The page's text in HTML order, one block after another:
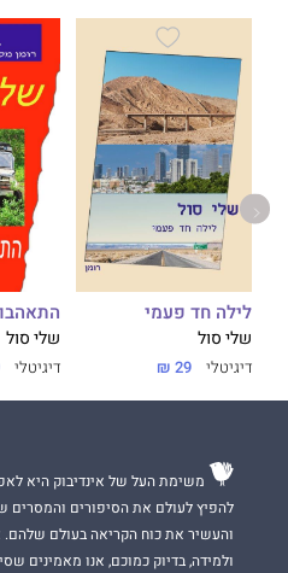
לילה חד פעמי
שלי סול
דיגיטלי 29 ₪
שלי סול
דיגיטלי
משימת העל של אינדיבוק היא
להפיץ לעולם את הסיפורים
והעשיר את כוח הקריאה בעולם שלהם.
ולמידה, בדיוק כמוכם, אנו מאמינים